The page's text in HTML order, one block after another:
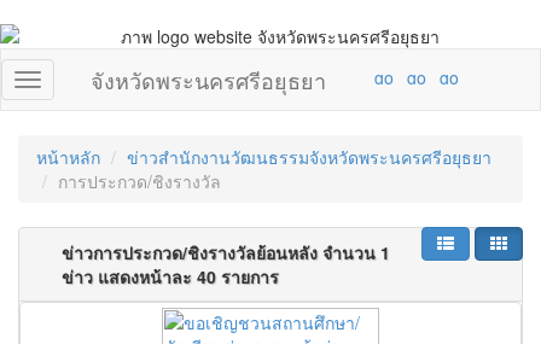
จังหวัดพระนครศรีอยุธยา
หน้าหลัก
ข่าวสำนักงานวัฒนธรรมจังหวัดพระนครศรีอยุธยา
การประกวด/ชิงรางวัล
ข่าวการประกวด/ชิงรางวัลย้อนหลัง จำนวน 1
ข่าว แสดงหน้าละ 40 รายการ